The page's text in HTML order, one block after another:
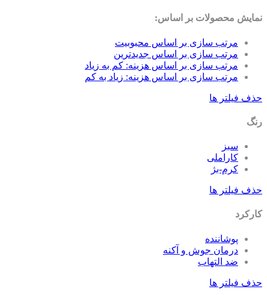
نمایش محصولات بر اساس:
مرتب سازی بر اساس محبوبیت
مرتب سازی بر اساس جدیدترین
مرتب سازی بر اساس هزینه: کم به زیاد
مرتب سازی بر اساس هزینه: زیاد به کم
حذف فیلتر ها
رنگ
سبز
کاراملی
کرم-بژ
حذف فیلتر ها
کارکرد
پوشاننده
درمان جوش و آکنه
ضد التهاب
حذف فیلتر ها